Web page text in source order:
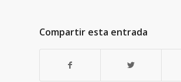
Compartir esta entrada